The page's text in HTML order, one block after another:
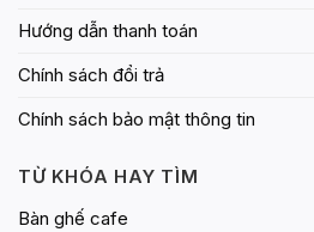
Hướng dẫn thanh toán
Chính sách đổi trả
Chính sách bảo mật thông tin
TỪ KHÓA HAY TÌM
Bàn ghế cafe